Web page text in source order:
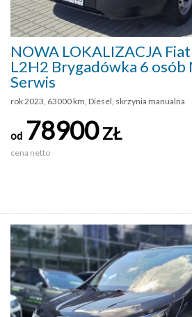
NOWA LOKALIZACJA
L2H2 Brygadówka 6 osób
Serwis
rok 2023, 63000 km, Diesel, skrzynia manualna
od 78900ZŁ
cena netto